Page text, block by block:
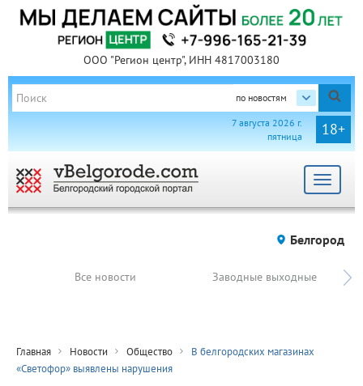
ООО "Регион центр", ИНН 4817003180
по новостям
18+
7 августа 2026 г.
пятница
Toggle
Белгород
Все новости Заводные выходные
Главная Новости Общество
В белгородских магазинах
«Светофор» выявлены нарушения